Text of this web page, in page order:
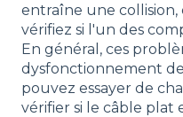
entraîne une
vérifiez si l'un des
En général, ces
dysfonctionnement
pouvez essayer de
vérifier si le câble plat